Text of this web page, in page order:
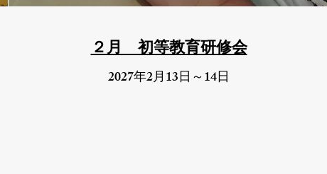
​２月 初等教育研修会
2027年2月 13日～ 14日